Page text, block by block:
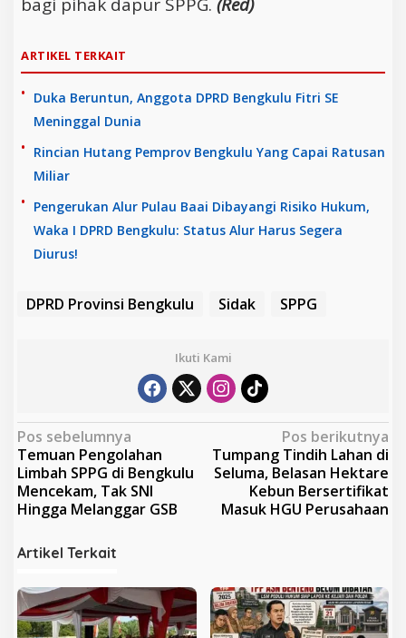
ARTIKEL TERKAIT
Duka Beruntun, Anggota DPRD Bengkulu Fitri SE
Meninggal Dunia
Rincian Hutang Pemprov Bengkulu Yang Capai Ratusan
Miliar
Pengerukan Alur Pulau Baai Dibayangi Risiko Hukum,
Waka I DPRD Bengkulu: Status Alur Harus Segera
Diurus!
DPRD Provinsi Bengkulu Sidak SPPG
Ikuti Kami
N
a
v
i
g
a
s
i
Pos sebelumnya
Temuan Pengolahan
Limbah SPPG di Bengkulu
Mencekam, Tak SNI
Hingga Melanggar GSB
Pos berikutnya
Tumpang Tindih Lahan di
Seluma, Belasan Hektare
Kebun Bersertifikat
Masuk HGU Perusahaan
Artikel Terkait